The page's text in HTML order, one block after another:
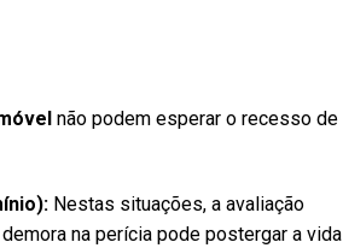
não podem esperar o recesso de
Nestas situações, a avaliação
na perícia pode postergar a vida